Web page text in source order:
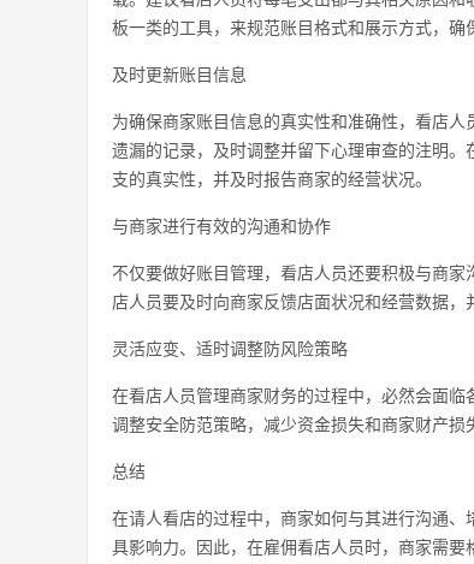
板一类的工具，来规范账目格式和展示方式，确
及时更新账目信息
为确保商家账目信息的真实性和准确性，看店
遗漏的记录，及时调整并留下心理审查的注明
支的真实性，并及时报告商家的经营状况。
与商家进行有效的沟通和协作
不仅要做好账目管理，看店人员还要积极与商
店人员要及时向商家反馈店面状况和经营数据，
灵活应变、适时调整防风险策略
在看店人员管理商家财务的过程中，必然会面
调整安全防范策略，减少资金损失和商家财产损
总结
在请人看店的过程中，商家如何与其进行沟通
具影响力。因此，在雇佣看店人员时，商家需要